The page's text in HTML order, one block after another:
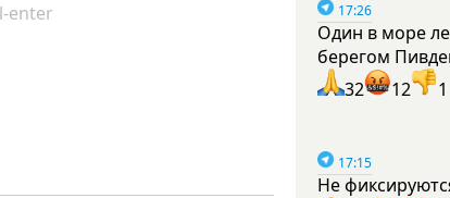
enter 17:26
Один в море
берегом
32
12 1
17:15
Не